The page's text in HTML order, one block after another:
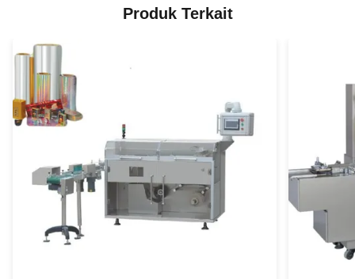
Produk Terkait